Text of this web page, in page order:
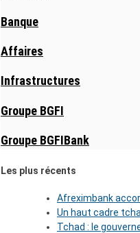
Banque
Affaires
Infrastructures
Groupe BGFI
Groupe BGFIBank
Les plus récents
Afreximbank
Un haut cadre
Tchad : le